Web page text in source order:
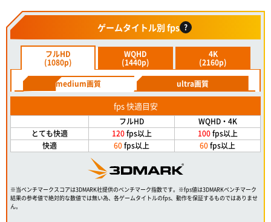
ゲームタイトル別 fps ?
フルHD
(1080p)
WQHD
(1440p)
4K
(2160p)
medium画質
ultra画質
fps 快適目安
フルHD
WQHD・4K
とても快適
120fps以上 100fps以上
快適
60fps以上 60fps以上
※当ベンチマークスコアは3DMARK社提供のベンチマーク指数です。※fps値は3DMARKベンチマーク
結果の参考値で絶対的な数値では無い為、各ゲームタイトルのfps、動作を保証するものではありませ
ん。